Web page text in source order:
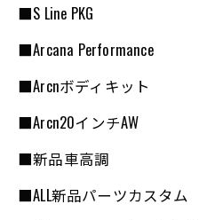
■S Line PKG
■Arcana Performance
■Arcnボディキット
■Arcn20インチAW
■新品車高調
■ALL新品パーツカスタム